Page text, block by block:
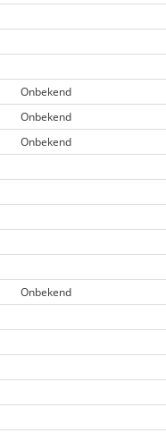
Onbekend
Onbekend
Onbekend
Onbekend